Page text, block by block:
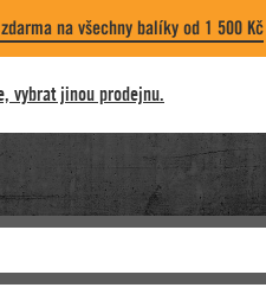
na všechny balíky od 1 500 Kč
vybrat jinou prodejnu.